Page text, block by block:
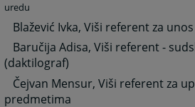
uredu
Blažević Ivka, Viši referent za
Baručija Adisa, Viši referent -
(daktilograf)
Čejvan Mensur, Viši referent za
predmetima